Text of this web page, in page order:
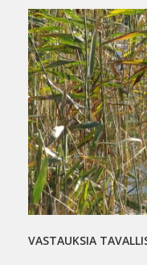
VASTAUKSIA